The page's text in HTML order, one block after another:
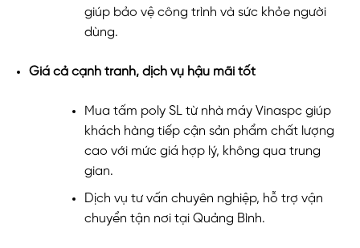
giúp bảo vệ công trình và sức khỏe người
dùng.
Giá cả cạnh tranh, dịch vụ hậu mãi tốt
Mua tấm poly SL từ nhà máy Vinaspc giúp
khách hàng tiếp cận sản phẩm chất lượng
cao với mức giá hợp lý, không qua trung
gian.
Dịch vụ tư vấn chuyên nghiệp, hỗ trợ vận
chuyển tận nơi tại Quảng Bình.